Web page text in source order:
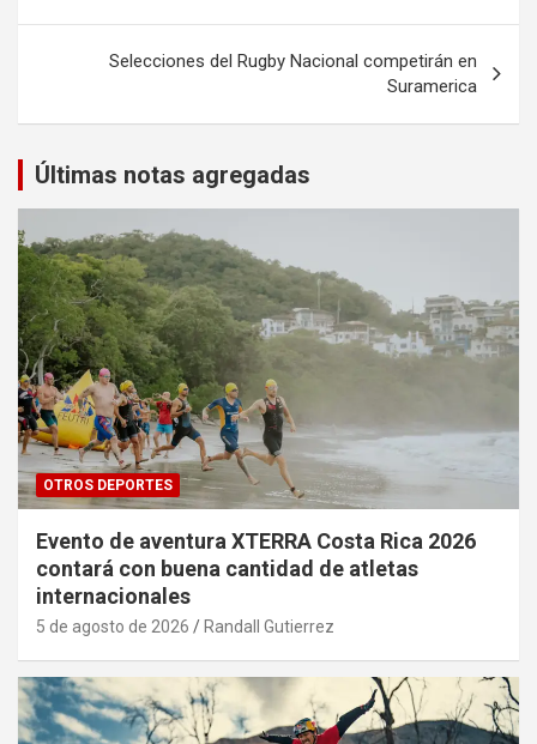
entradas
Selecciones del Rugby Nacional competirán en
Suramerica
Últimas notas agregadas
OTROS DEPORTES
Evento de aventura XTERRA Costa Rica 2026
contará con buena cantidad de atletas
internacionales
5 de agosto de 2026 Randall Gutierrez